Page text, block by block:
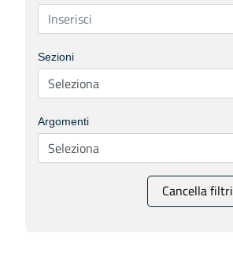
Sezioni
Argomenti
Cancella filtri